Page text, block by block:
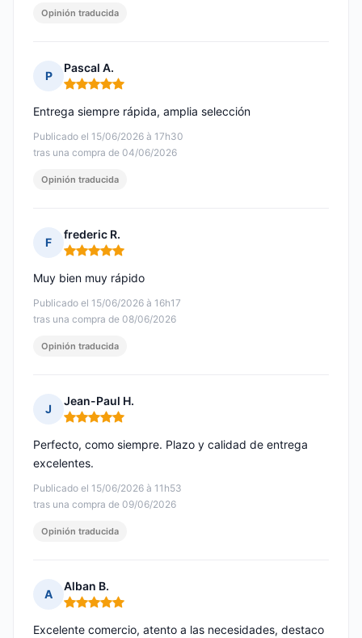
Opinión traducida
P
Pascal A.
Nota: 5 de 5
Publicado el 15/06/2026 à 17h30
tras una compra de 04/06/2026
Entrega siempre rápida, amplia selección
Opinión traducida
F
frederic R.
Nota: 5 de 5
Publicado el 15/06/2026 à 16h17
tras una compra de 08/06/2026
Muy bien muy rápido
Opinión traducida
J
Jean-Paul H.
Nota: 5 de 5
Publicado el 15/06/2026 à 11h53
tras una compra de 09/06/2026
Perfecto, como siempre. Plazo y calidad de entrega
excelentes.
Opinión traducida
A
Alban B.
Nota: 5 de 5
Excelente comercio, atento a las necesidades, destaco